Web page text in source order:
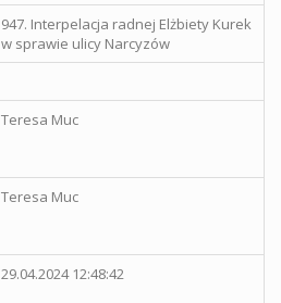
947. Interpelacja radnej Elżbiety Kurek
w sprawie ulicy Narcyzów
Teresa Muc
Teresa Muc
29.04.2024 12:48:42